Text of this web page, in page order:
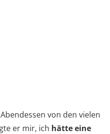
von den vielen
er mir, ich hätte eine